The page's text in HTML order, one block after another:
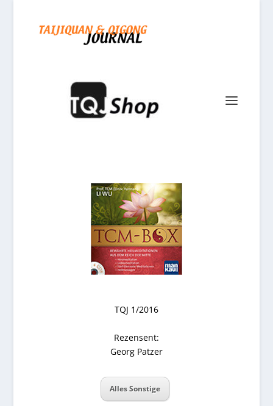
TQJ 1/2016
Rezensent:
Georg Patzer
Alles Sonstige